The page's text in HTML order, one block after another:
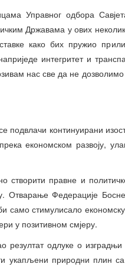
Управног одбора
Државама у ових
како бих пружио
интегритет и
нас све да не дозволимо
подвлачи континуирани
економском развоју,
створити правне и
Отварање Федерације
само стимулисало
у позитивном смјеру.
одлуке о изградњи
укапљени природни плин